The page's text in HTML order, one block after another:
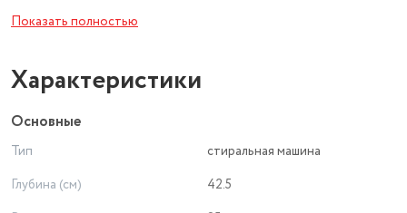
- 16 программ стирки, включая быструю стирку и удаление
- Контроль баланса и функции выбора скорости отжима и
отложенного старта.
- Экономичный класс энергопотребления А, что позволяет
снизить затраты на электричество.
Показать полностью
Характеристики
Основные
Тип
стиральная машина
Глубина (см)
42.5